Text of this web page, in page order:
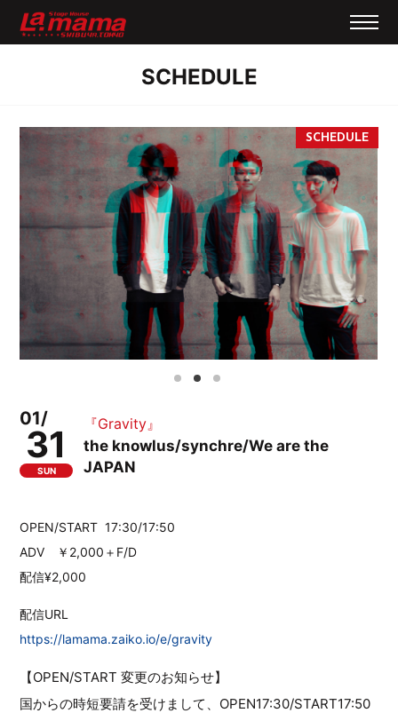
SCHEDULE
01/
31
SUN
『Gravity』
the knowlus/synchre/We are the
JAPAN
OPEN/START 17:30/17:50
ADV ￥2,000＋F/D
配信¥2,000
配信URL
https://lamama.zaiko.io/e/gravity
【OPEN/START 変更のお知らせ】
国からの時短要請を受けまして、OPEN17:30/START17:50